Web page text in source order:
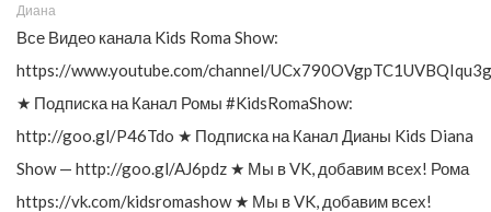
Диана
Все Видео канала Kids Roma Show:
https://www.youtube.com/channel/
★ Подписка на Канал Ромы #KidsRomaShow:
http://goo.gl/P46Tdo ★ Подписка на Канал Дианы Kids Diana
Show — http://goo.gl/AJ6pdz ★ Мы в VK, добавим всех! Рома
https://vk.com/kidsromashow ★ Мы в VK, добавим всех!